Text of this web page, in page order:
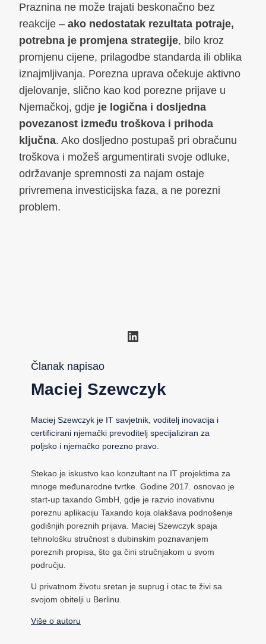
Praznina ne može trajati beskonačno bez
reakcije – ako nedostatak rezultata potraje,
potrebna je promjena strategije, bilo kroz
promjenu cijene, prilagodbe standarda ili oblika
iznajmljivanja. Porezna uprava očekuje aktivno
djelovanje, slično kao kod porezne prijave u
Njemačkoj, gdje je logična i dosljedna
povezanost između troškova i prihoda
ključna. Ako dosljedno postupaš pri obračunu
troškova i možeš argumentirati svoje odluke,
održavanje spremnosti za najam ostaje
privremena investicijska faza, a ne porezni
problem.
LinkedIn
Članak napisao
Maciej Szewczyk
Maciej Szewczyk je IT savjetnik, voditelj inovacija i
certificirani njemački prevoditelj specijaliziran za
poljsko i njemačko porezno pravo.
Stekao je iskustvo kao konzultant na IT projektima za
mnoge međunarodne tvrtke. Godine 2017. osnovao je
start-up taxando GmbH, gdje je razvio inovativnu
poreznu aplikaciju Taxando koja olakšava podnošenje
godišnjih poreznih prijava. Maciej Szewczyk spaja
tehnološku stručnost s dubinskim poznavanjem
poreznih propisa, što ga čini stručnjakom u svom
području.
U privatnom životu sretan je suprug i otac te živi sa
svojom obitelji u Berlinu.
Više o autoru